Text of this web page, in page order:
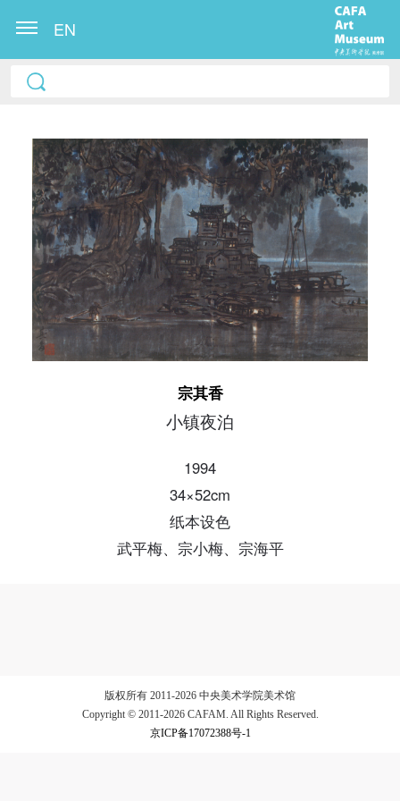
EN
宗其香
小镇夜泊
1994
34×52cm
纸本设色
武平梅、宗小梅、宗海平
版权所有 2011-2026 中央美术学院美术馆
Copyright © 2011-2026 CAFAM. All Rights Reserved.
京ICP备17072388号-1
快捷登录 帐号密码登录
手机号码
发送验证码
可使用雅昌艺术网会员账户登录